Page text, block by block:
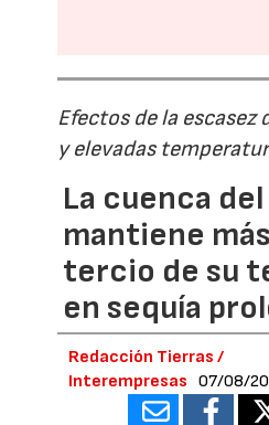
Efectos de la
y elevadas
La cuenca del
mantiene
tercio de su
en sequía
Redacción Tierras /
Interempresas
07/08/